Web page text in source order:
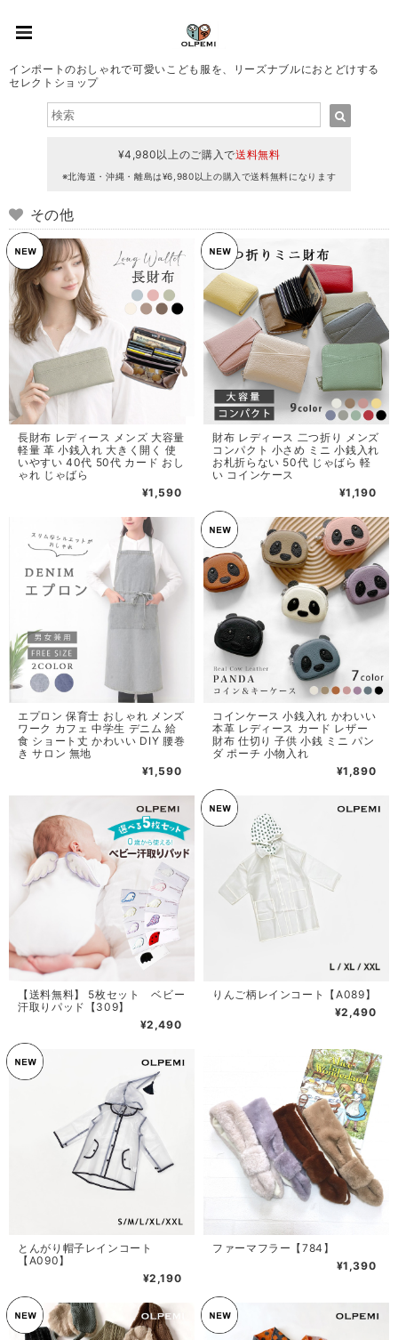
インポートのおしゃれで可愛いこども服を、リーズナブルにおとどけする
セレクトショップ
¥4,980以上のご購入で送料無料
※北海道・沖縄・離島は¥6,980以上の購入で送料無料になります
その他
長財布 レディース メンズ 大容量
軽量 革 小銭入れ 大きく開く 使
いやすい 40代 50代 カード おし
ゃれ じゃばら
¥1,590
財布 レディース 二つ折り メンズ
コンパクト 小さめ ミニ 小銭入れ
お札折らない 50代 じゃばら 軽
い コインケース
¥1,190
エプロン 保育士 おしゃれ メンズ
ワーク カフェ 中学生 デニム 給
食 ショート丈 かわいい DIY 腰巻
き サロン 無地
¥1,590
コインケース 小銭入れ かわいい
本革 レディース カード レザー
財布 仕切り 子供 小銭 ミニ パン
ダ ポーチ 小物入れ
¥1,890
【送料無料】 5枚セット ベビー
汗取りパッド【309】
¥2,490
りんご柄レインコート【A089】
¥2,490
とんがり帽子レインコート
【A090】
¥2,190
ファーマフラー【784】
¥1,390